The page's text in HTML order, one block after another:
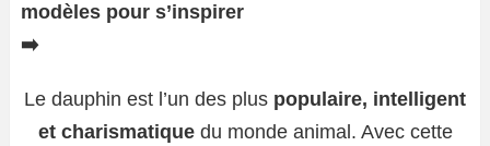
modèles pour s’inspirer
➡️
Le dauphin est l’un des plus populaire, intelligent
et charismatiquedu monde animal. Avec cette